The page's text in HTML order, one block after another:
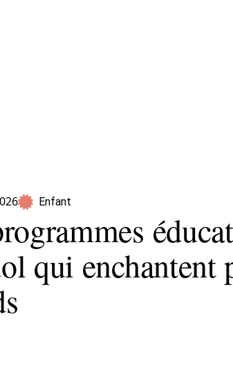
Enfant
qui enchantent